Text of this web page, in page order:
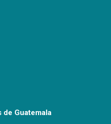
Guatemala